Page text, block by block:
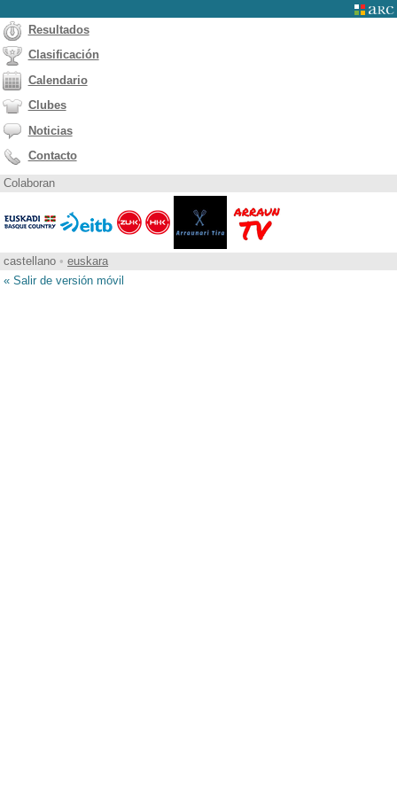
Resultados
Clasificación
Calendario
Clubes
Noticias
Contacto
Colaboran
castellano • euskara
« Salir de versión móvil